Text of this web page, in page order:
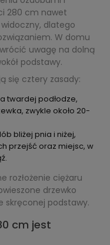
280 cm nawet
dlatego
W domu
uwagę na dolną
podstawy.
się cztery zasady:
twardej podłodze,
zwykle około 20-
bliżej pnia i niżej,
przejść oraz miejsc, w
rozłożenie ciężaru
drzewko
skręconej podstawy.
cm jest